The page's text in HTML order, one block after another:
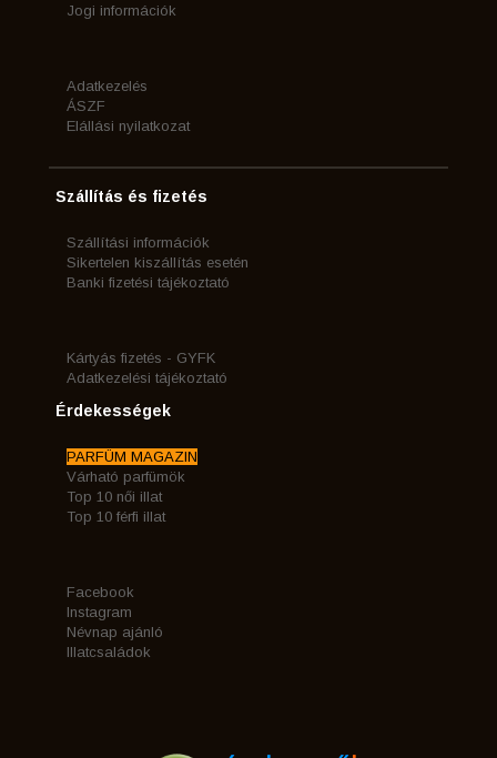
Jogi információk
Adatkezelés
ÁSZF
Elállási nyilatkozat
Szállítás és fizetés
Szállítási információk
Sikertelen kiszállítás esetén
Banki fizetési tájékoztató
Kártyás fizetés - GYFK
Adatkezelési tájékoztató
Érdekességek
PARFÜM MAGAZIN
Várható parfümök
Top 10 női illat
Top 10 férfi illat
Facebook
Instagram
Névnap ajánló
Illatcsaládok